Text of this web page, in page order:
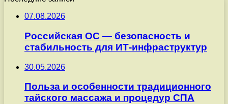
07.08.2026
Российская ОС — безопасность и
стабильность для ИТ-инфраструктур
30.05.2026
Польза и особенности традиционного
тайского массажа и процедур СПА